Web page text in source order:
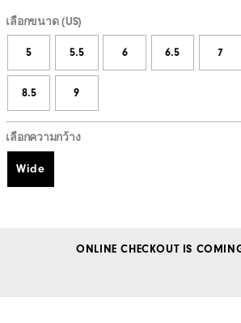
เลือกขนาด (US)
5 5.5 6 6.5 7
8.5 9
เลือกความกว้าง
Wide
ONLINE CHECKOUT IS